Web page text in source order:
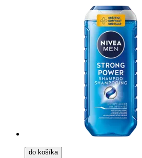
do košíka